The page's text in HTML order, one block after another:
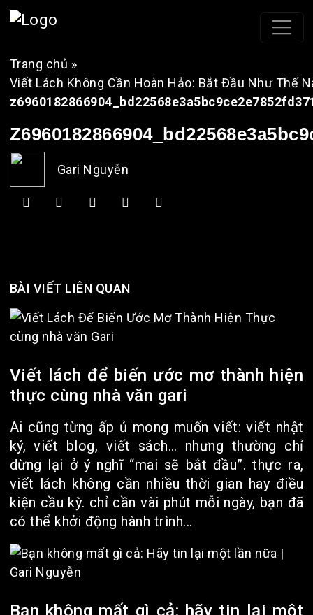
Trang chủ »
Viết Lách Không Cần Hoàn Hảo: Bắt Đầu Như Thế
Gari Nguyễn
BÀI VIẾT LIÊN QUAN
Viết lách để biến ước mơ thành hiện
thực cùng nhà văn gari
Ai cũng từng ấp ủ mong muốn viết: viết nhật
ký, viết blog, viết sách… nhưng thường chỉ
dừng lại ở ý nghĩ “mai sẽ bắt đầu”. thực ra,
viết lách không cần nhiều thời gian hay điều
kiện cầu kỳ. chỉ cần vài phút mỗi ngày, bạn đã
có thể khởi động hành trình...
Bạn không mất gì cả: hãy tin lại một